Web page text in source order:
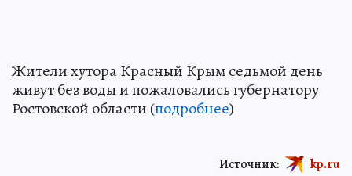
Жители хутора Красный Крым седьмой день
живут без воды и пожаловались губернатору
Ростовской области (подробнее)
Источник: kp.ru